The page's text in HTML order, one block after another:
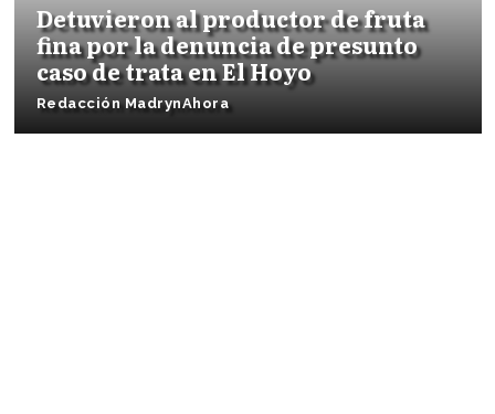
Detuvieron al productor de fruta
fina por la denuncia de presunto
caso de trata en El Hoyo
Redacción MadrynAhora